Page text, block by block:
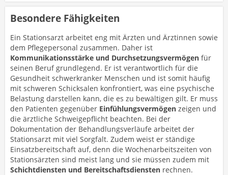
Besondere Fähigkeiten
Ein Stationsarzt arbeitet eng mit Ärzten und Ärztinnen sowie
dem Pflegepersonal zusammen. Daher ist
Kommunikationsstärke und Durchsetzungsvermögen für
seinen Beruf grundlegend. Er ist verantwortlich für die
Gesundheit schwerkranker Menschen und ist somit häufig
mit schweren Schicksalen konfrontiert, was eine psychische
Belastung darstellen kann, die es zu bewältigen gilt. Er muss
den Patienten gegenüber Einfühlungsvermögen zeigen und
die ärztliche Schweigepflicht beachten. Bei der
Dokumentation der Behandlungsverläufe arbeitet der
Stationsarzt mit viel Sorgfalt. Zudem weist er ständige
Einsatzbereitschaft auf, denn die Wochenarbeitszeiten von
Stationsärzten sind meist lang und sie müssen zudem mit
Schichtdiensten und Bereitschaftsdiensten rechnen.